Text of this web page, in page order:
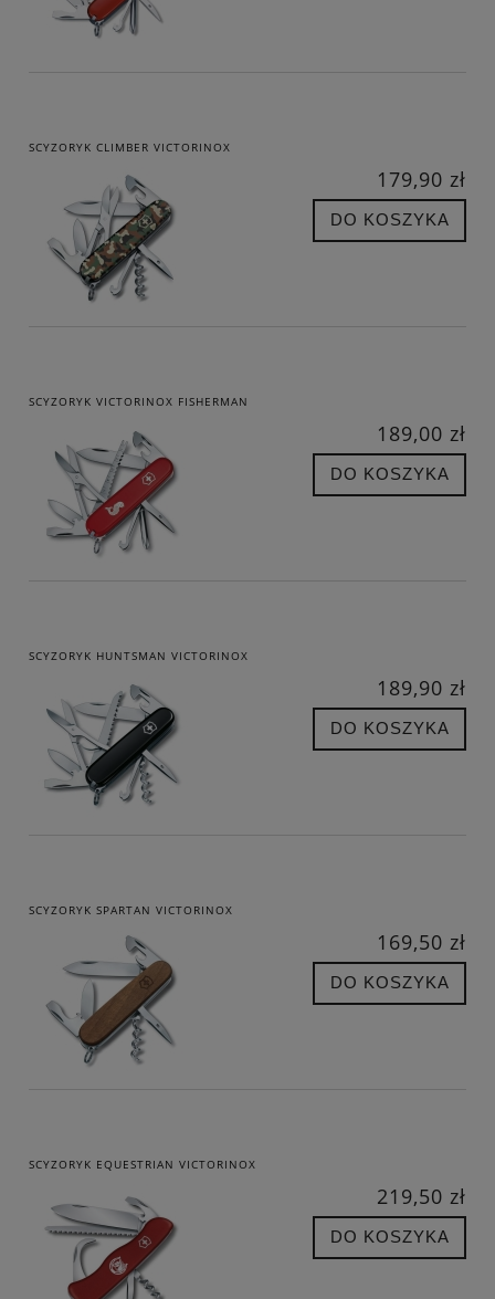
SCYZORYK CLIMBER VICTORINOX
179,90 zł
DO KOSZYKA
SCYZORYK VICTORINOX FISHERMAN
189,00 zł
DO KOSZYKA
SCYZORYK HUNTSMAN VICTORINOX
189,90 zł
DO KOSZYKA
SCYZORYK SPARTAN VICTORINOX
169,50 zł
DO KOSZYKA
SCYZORYK EQUESTRIAN VICTORINOX
219,50 zł
DO KOSZYKA